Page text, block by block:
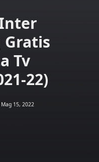
Tv
22)
Mag 15, 2022